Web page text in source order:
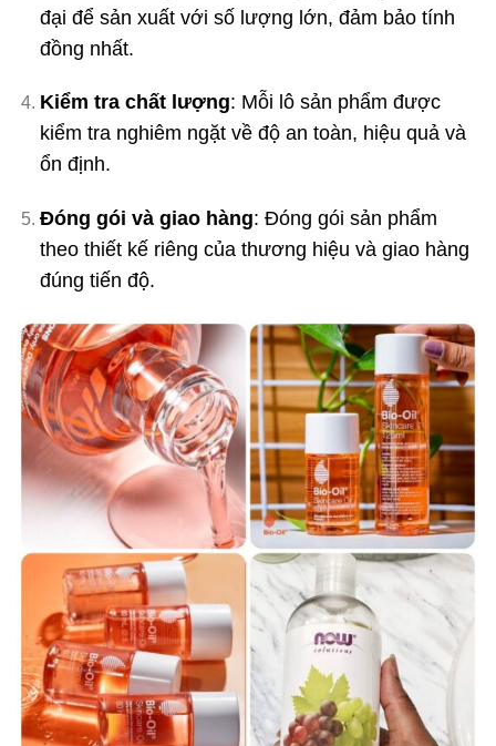
đại để sản xuất với số lượng lớn, đảm bảo tính
đồng nhất.
Kiểm tra chất lượng: Mỗi lô sản phẩm được
kiểm tra nghiêm ngặt về độ an toàn, hiệu quả và
ổn định.
Đóng gói và giao hàng: Đóng gói sản phẩm
theo thiết kế riêng của thương hiệu và giao hàng
đúng tiến độ.